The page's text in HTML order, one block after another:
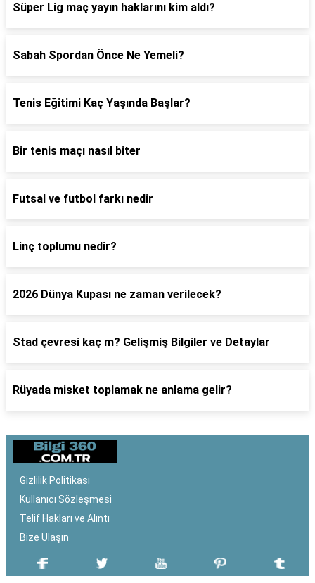
Süper Lig maç yayın haklarını kim aldı?
Sabah Spordan Önce Ne Yemeli?
Tenis Eğitimi Kaç Yaşında Başlar?
Bir tenis maçı nasıl biter
Futsal ve futbol farkı nedir
Linç toplumu nedir?
2026 Dünya Kupası ne zaman verilecek?
Stad çevresi kaç m? Gelişmiş Bilgiler ve Detaylar
Rüyada misket toplamak ne anlama gelir?
Gizlilik Politikası
Kullanıcı Sözleşmesi
Telif Hakları ve Alıntı
Bize Ulaşın